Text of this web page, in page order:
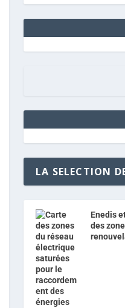
LA SELECTION
Enedis
des